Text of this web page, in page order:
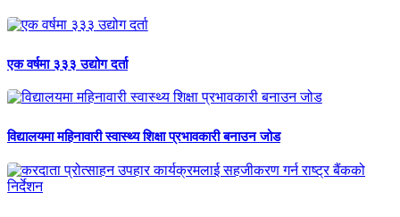
एक वर्षमा ३३३ उद्योग दर्ता
विद्यालयमा महिनावारी स्वास्थ्य शिक्षा प्रभावकारी बनाउन जोड